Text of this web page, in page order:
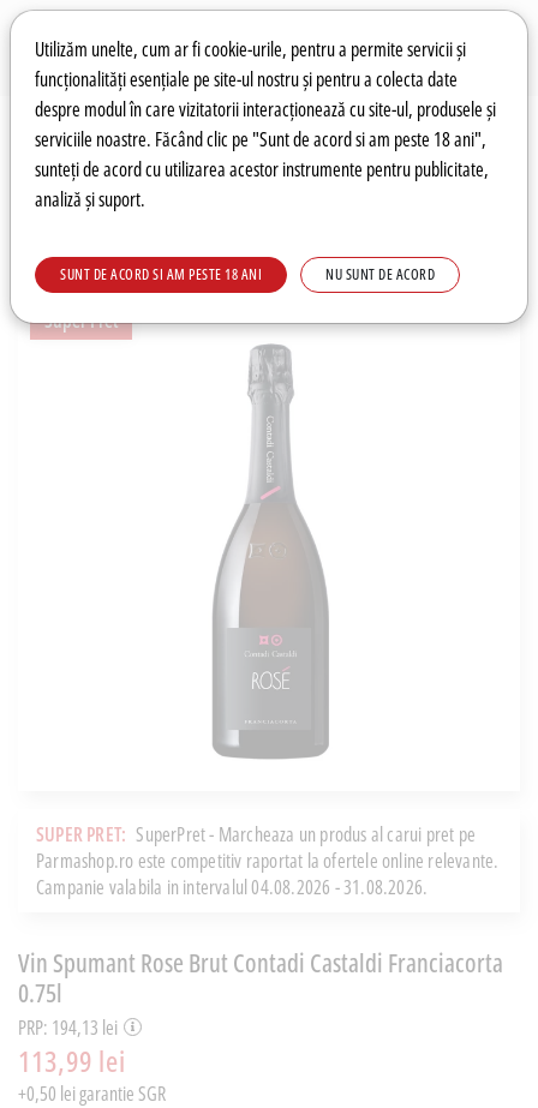
Preferințe pentru cookie-uri
Utilizăm unelte, cum ar fi cookie-urile, pentru a permite servicii și
funcționalități esențiale pe site-ul nostru și pentru a colecta date
despre modul în care vizitatorii interacționează cu site-ul, produsele și
serviciile noastre. Făcând clic pe "Sunt de acord si am peste 18 ani",
sunteți de acord cu utilizarea acestor instrumente pentru publicitate,
analiză și suport.
SUNT DE ACORD SI AM PESTE 18 ANI NU SUNT DE ACORD
Wishlist Autentificare
Super Pret
SUPER PRET: SuperPret - Marcheaza un produs al carui pret pe
Parmashop.ro este competitiv raportat la ofertele online relevante.
Campanie valabila in intervalul 04.08.2026 - 31.08.2026.
Vin Spumant Rose Brut Contadi Castaldi Franciacorta
0.75l
PRP: 194,13 lei
113,99 lei
+0,50 lei garantie SGR